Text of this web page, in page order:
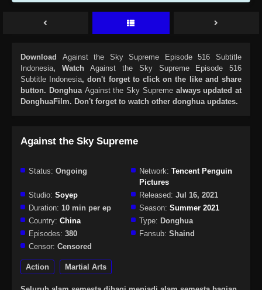
Download Against the Sky Supreme Episode 516 Subtitle
Indonesia, WatchAgainst the Sky Supreme Episode 516
Subtitle Indonesia, don't forget to click on the like and share
button. Donghua Against the Sky Supremealways updated at
DonghuaFilm. Don't forget to watch other donghua updates.
Against the Sky Supreme
Status: Ongoing Network: Tencent Penguin
Pictures
Studio: Soyep Released: Jul 16, 2021
Duration: 10 min per ep Season: Summer 2021
Country: China Type: Donghua
Episodes: 380 Fansub: Shaind
Censor: Censored
Action Martial Arts